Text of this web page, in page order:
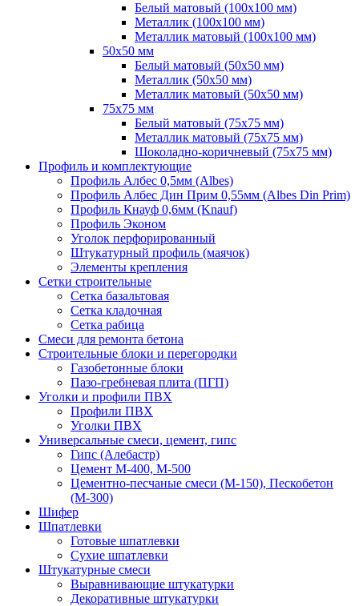
Белый матовый (100х100 мм)
Металлик (100х100 мм)
Металлик матовый (100х100 мм)
50х50 мм
Белый матовый (50х50 мм)
Металлик (50х50 мм)
Металлик матовый (50х50 мм)
75х75 мм
Белый матовый (75х75 мм)
Металлик матовый (75х75 мм)
Шоколадно-коричневый (75х75 мм)
Профиль и комплектующие
Профиль Албес 0,5мм (Albes)
Профиль Албес Дин Прим 0,55мм (Albes Din Prim)
Профиль Кнауф 0,6мм (Knauf)
Профиль Эконом
Уголок перфорированный
Штукатурный профиль (маячок)
Элементы крепления
Сетки строительные
Сетка базальтовая
Сетка кладочная
Сетка рабица
Смеси для ремонта бетона
Строительные блоки и перегородки
Газобетонные блоки
Пазо-гребневая плита (ПГП)
Уголки и профили ПВХ
Профили ПВХ
Уголки ПВХ
Универсальные смеси, цемент, гипс
Гипс (Алебастр)
Цемент М-400, М-500
Цементно-песчаные смеси (М-150), Пескобетон
(М-300)
Шифер
Шпатлевки
Готовые шпатлевки
Сухие шпатлевки
Штукатурные смеси
Выравнивающие штукатурки
Декоративные штукатурки